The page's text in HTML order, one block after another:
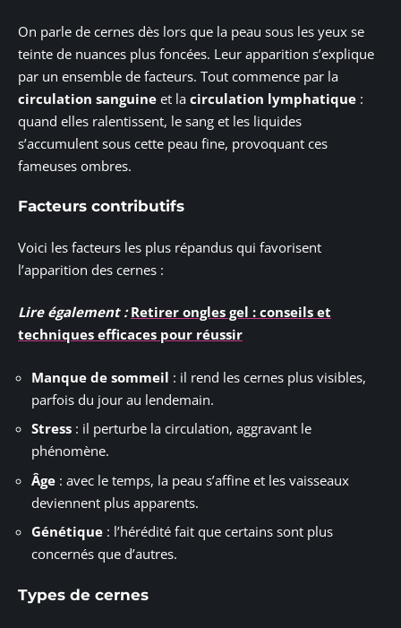
On parle de cernes dès lors que la peau sous les yeux se
teinte de nuances plus foncées. Leur apparition s’explique
par un ensemble de facteurs. Tout commence par la
circulation sanguine et la circulation lymphatique :
quand elles ralentissent, le sang et les liquides
s’accumulent sous cette peau fine, provoquant ces
fameuses ombres.
Facteurs contributifs
Voici les facteurs les plus répandus qui favorisent
l’apparition des cernes :
Lire également : Retirer ongles gel : conseils et
techniques efficaces pour réussir
Manque de sommeil : il rend les cernes plus visibles,
parfois du jour au lendemain.
Stress : il perturbe la circulation, aggravant le
phénomène.
Âge : avec le temps, la peau s’affine et les vaisseaux
deviennent plus apparents.
Génétique : l’hérédité fait que certains sont plus
concernés que d’autres.
Types de cernes